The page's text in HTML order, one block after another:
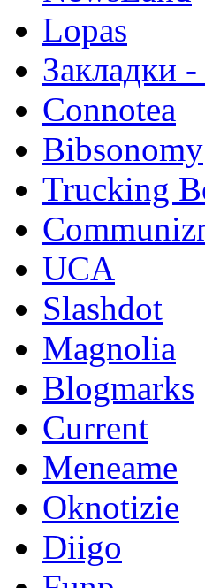
Lopas
Закладки
Connotea
Bibsonomy
Trucking
UCA
Slashdot
Magnolia
Blogmarks
Current
Meneame
Oknotizie
Diigo